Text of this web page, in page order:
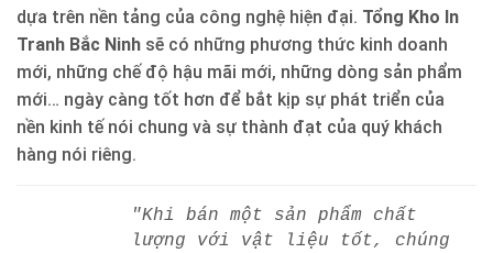
dựa trên nền tảng của công nghệ hiện đại. Tổng Kho In
Tranh Bắc Ninh sẽ có những phương thức kinh doanh
mới, những chế độ hậu mãi mới, những dòng sản phẩm
mới… ngày càng tốt hơn để bắt kịp sự phát triển của
nền kinh tế nói chung và sự thành đạt của quý khách
hàng nói riêng.
"Khi bán một sản phẩm chất
lượng với vật liệu tốt, chúng